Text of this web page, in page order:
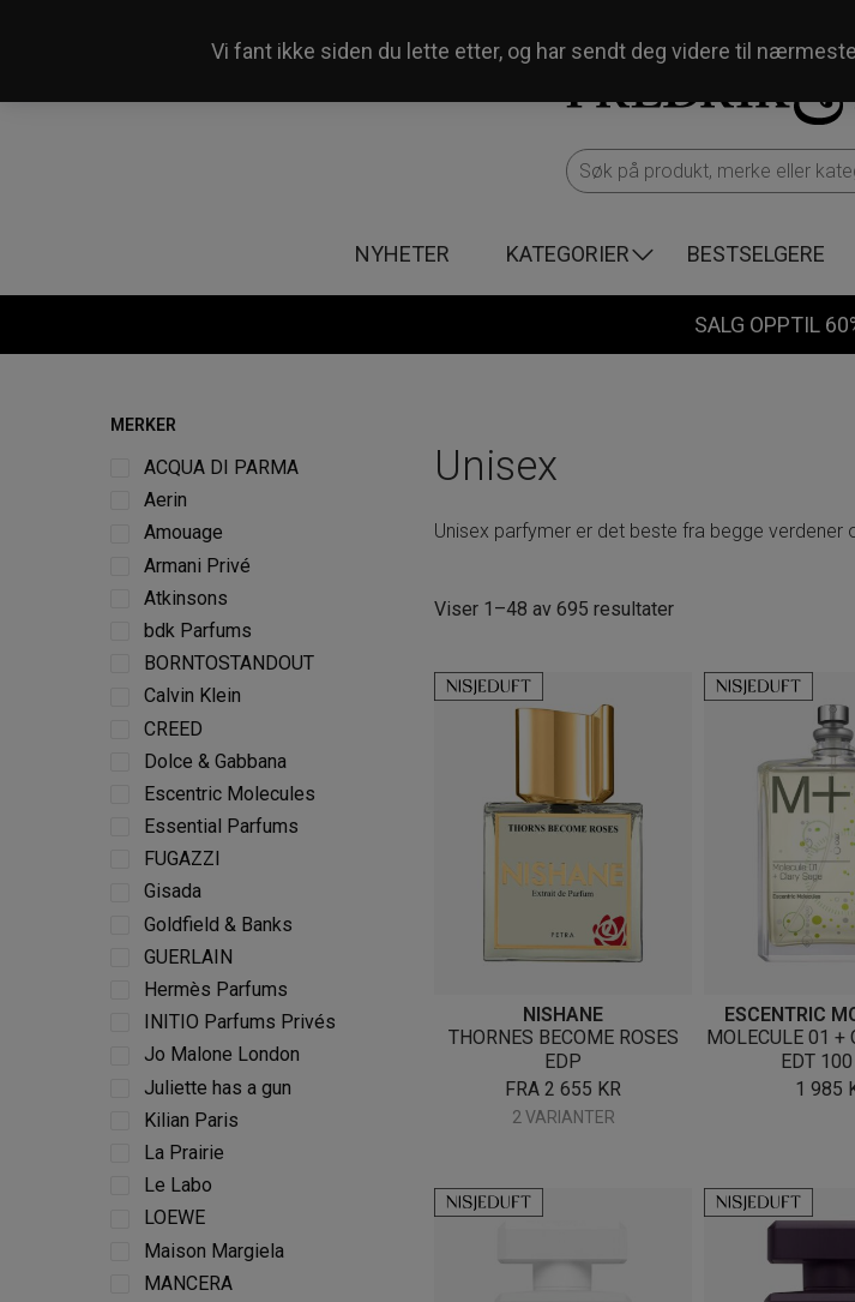
NYHETER KATEGORIER BESTSELGERE
SALG OPPTIL
Unisex
Unisex parfymer er det beste fra begge
Viser 1–48 av 695 resultaterSortert
nyeste
NISHANE
THORNES BECOME ROSES
EDP
FRA 2 655 KR
2 VARIANTER
ESCENTRIC
MOLECULE 01 +
EDT
1 985
MERKER
ACQUA DI PARMA
Aerin
Amouage
Armani Privé
Atkinsons
bdk Parfums
BORNTOSTANDOUT
Calvin Klein
CREED
Dolce & Gabbana
Escentric Molecules
Essential Parfums
FUGAZZI
Gisada
Goldfield & Banks
GUERLAIN
Hermès Parfums
INITIO Parfums Privés
Jo Malone London
Juliette has a gun
Kilian Paris
La Prairie
Le Labo
LOEWE
Maison Margiela
MANCERA
Vi fant ikke siden du lette etter, og har sendt deg videre til